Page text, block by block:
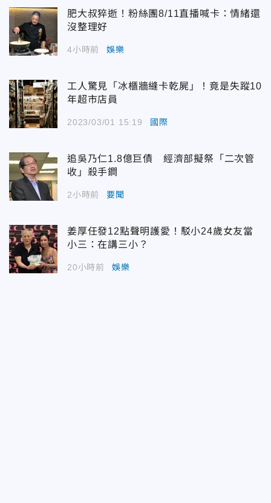
肥大叔猝逝！粉絲團8/11直播喊卡：情緒還
沒整理好
4小時前 娛樂
工人驚見「冰櫃牆縫卡乾屍」！竟是失蹤10
年超市店員
2023/03/01 15:19 國際
追吳乃仁1.8億巨債 經濟部擬祭「二次管
收」殺手鐧
2小時前 要聞
姜厚任發12點聲明護愛！駁小24歲女友當
小三：在講三小？
20小時前 娛樂